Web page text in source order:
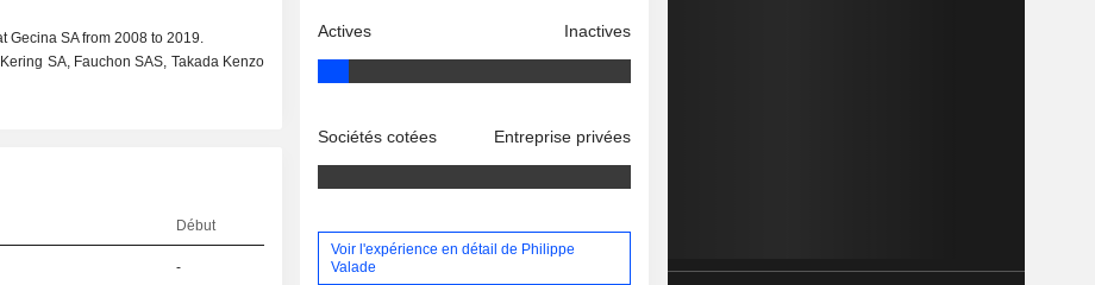
Gecina SA from 2008 to 2019.
SA, Fauchon SAS, Takada Kenzo
Début
-
Actives Inactives
Sociétés cotées Entreprise privées
Voir l'expérience en détail de Philippe
Valade